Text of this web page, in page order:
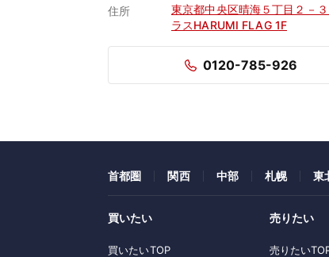
住所
東京都中央区晴海５丁目２－
ラスHARUMI FLAG 1F
0120-785-926
首都圏 関西 中部 札幌 東
買いたい
買いたいTOP
売りたい
売りたい